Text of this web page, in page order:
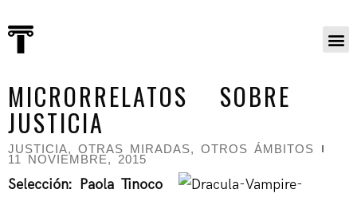
MICRORRELATOS SOBRE
JUSTICIA
JUSTICIA, OTRAS MIRADAS, OTROS ÁMBITOS
11 NOVIEMBRE, 2015
Selección: Paola Tinoco